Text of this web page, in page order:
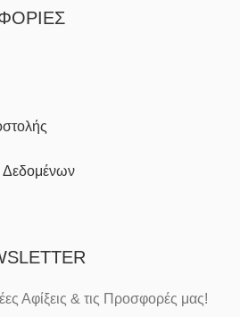
Αφίξεις & τις Προσφορές μας!